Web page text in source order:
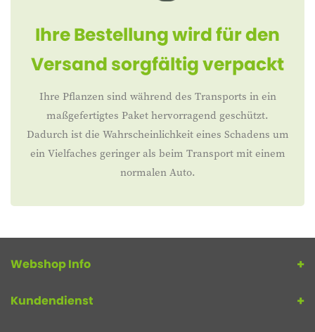
Ihre Bestellung wird für den
Versand sorgfältig verpackt
Ihre Pflanzen sind während des Transports in ein
maßgefertigtes Paket hervorragend geschützt.
Dadurch ist die Wahrscheinlichkeit eines Schadens um
ein Vielfaches geringer als beim Transport mit einem
normalen Auto.
Webshop Info
Kundendienst